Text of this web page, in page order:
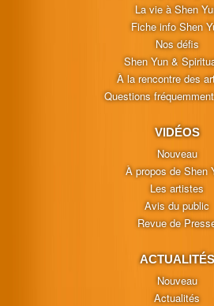
La vie à Shen
Fiche info Shen
Nos défis
Shen Yun &
À la rencontre des
Questions
VIDÉOS
Nouveau
À propos de Shen
Les artistes
Avis du public
Revue de
ACTUALITÉS
Nouveau
Actualités